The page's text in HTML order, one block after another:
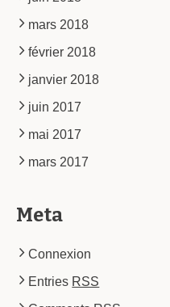
mars 2018
février 2018
janvier 2018
juin 2017
mai 2017
mars 2017
Meta
Connexion
Entries RSS